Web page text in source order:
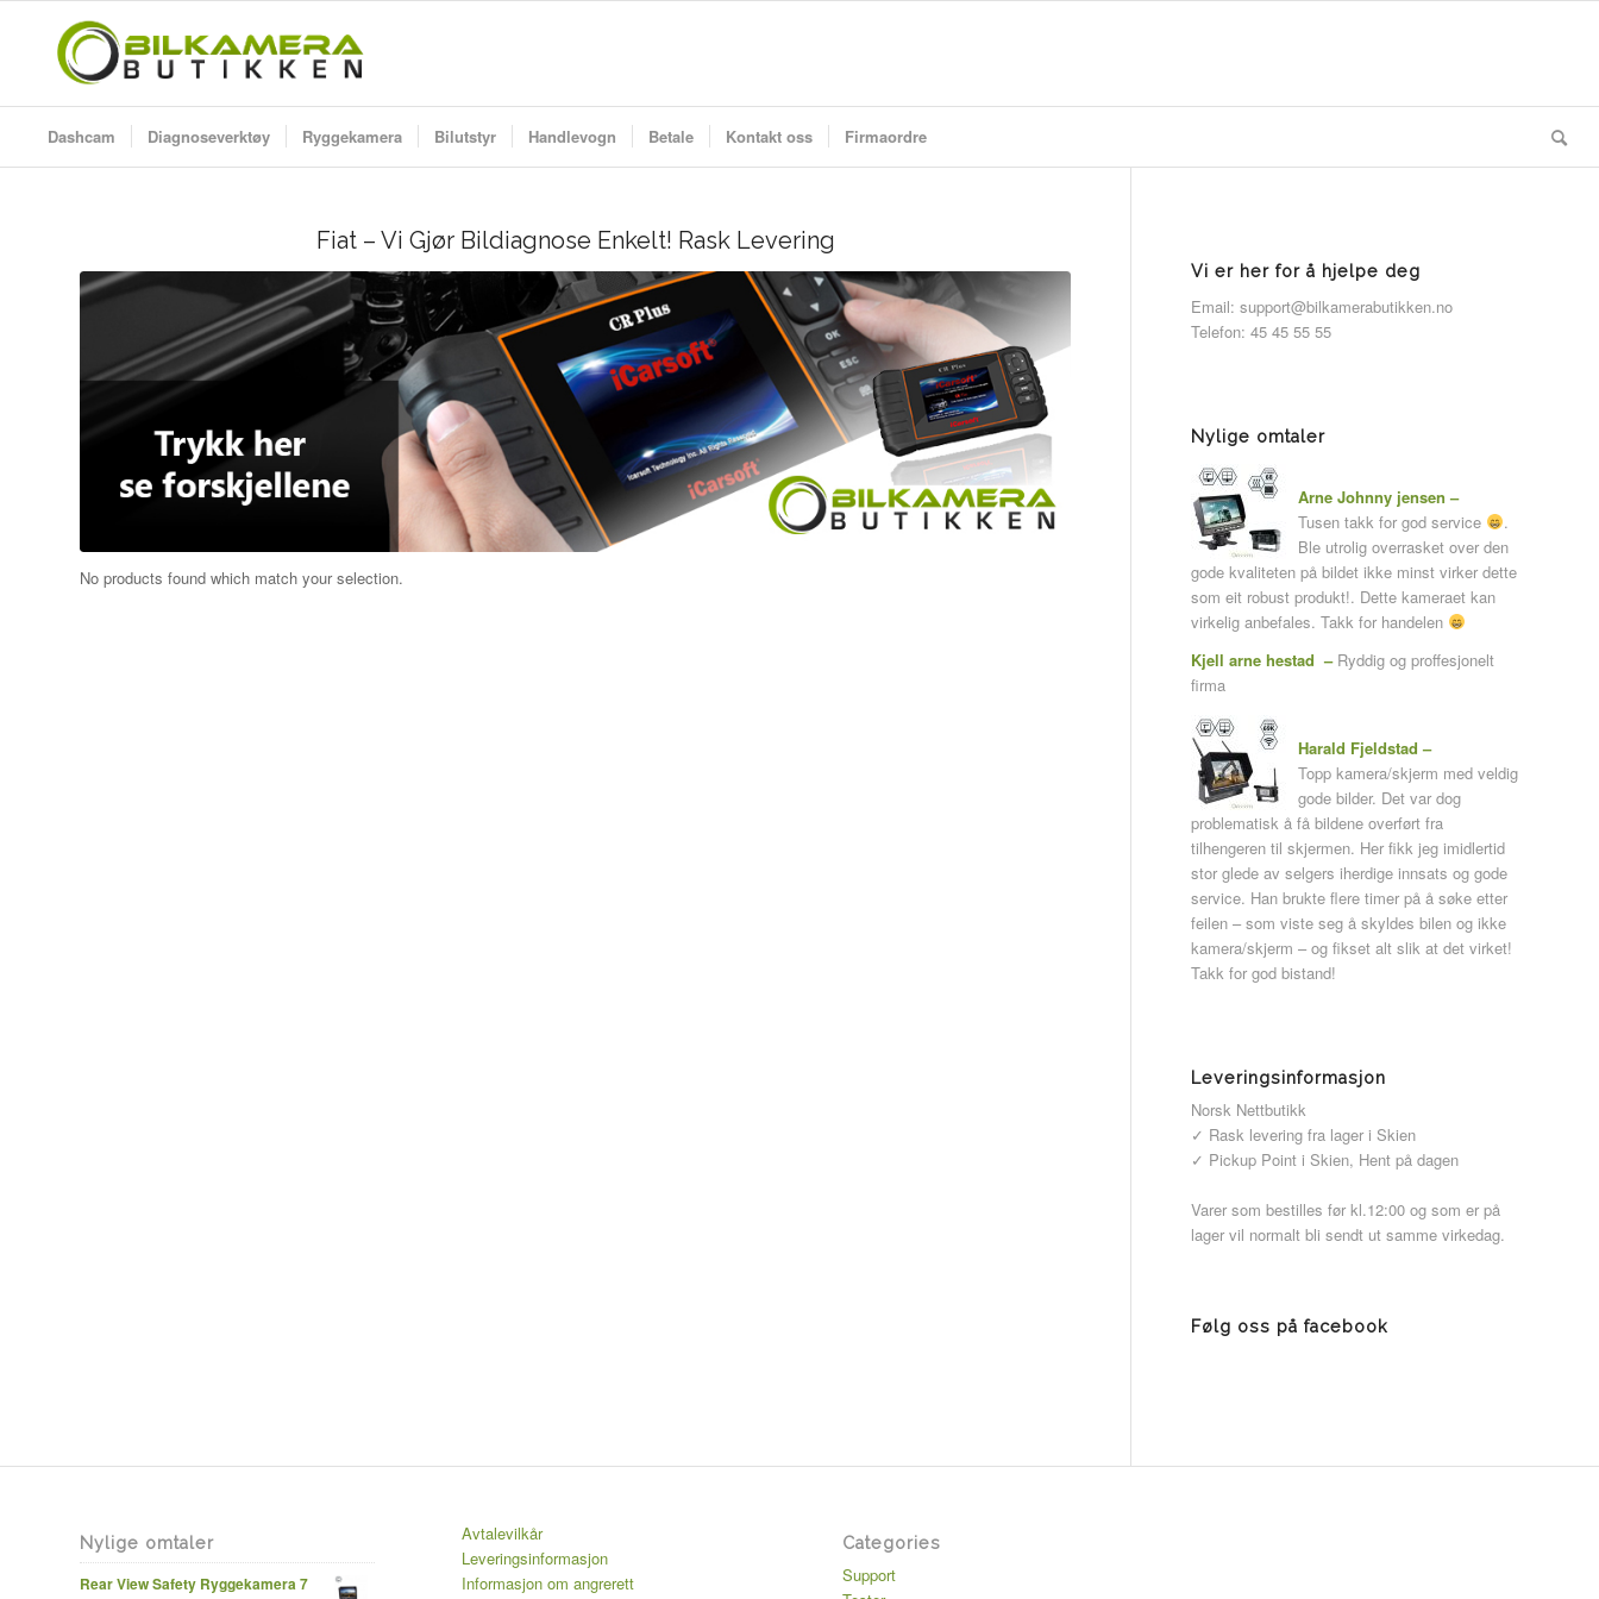
Dashcam Diagnoseverktøy Ryggekamera Bilutstyr Handlevogn Betale Kontakt oss Firmaordre
Fiat – Vi Gjør Bildiagnose Enkelt! Rask Levering
No products found which match your selection.
Vi er her for å hjelpe deg
Email: support@bilkamerabutikken.no
Telefon: 45 45 55 55
Nylige omtaler
Arne Johnny jensen –
Tusen takk for god service
.
Ble utrolig overrasket over den
gode kvaliteten på bildet ikke minst virker dette
som eit robust produkt!. Dette kameraet kan
virkelig anbefales. Takk for handelen
Kjell arne hestad – Ryddig og proffesjonelt
firma
Harald Fjeldstad –
Topp kamera/skjerm med veldig
gode bilder. Det var dog
problematisk å få bildene overført fra
tilhengeren til skjermen. Her fikk jeg imidlertid
stor glede av selgers iherdige innsats og gode
service. Han brukte flere timer på å søke etter
feilen – som viste seg å skyldes bilen og ikke
kamera/skjerm – og fikset alt slik at det virket!
Takk for god bistand!
Leveringsinformasjon
Norsk Nettbutikk
✓ Rask levering fra lager i Skien
✓ Pickup Point i Skien, Hent på dagen
Varer som bestilles før kl.12:00 og som er på
lager vil normalt bli sendt ut samme virkedag.
Følg oss på facebook
Nylige omtaler
Rear View Safety Ryggekamera 7
Avtalevilkår
Leveringsinformasjon
Informasjon om angrerett
Categories
Support